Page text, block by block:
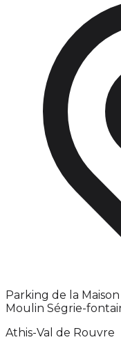
Parking de la
Moulin Ségrie-
Athis-Val de Rouvre